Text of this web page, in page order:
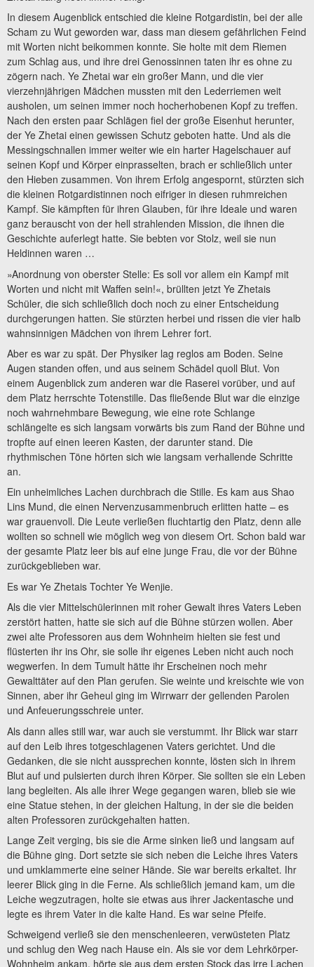
In diesem Augenblick entschied die kleine Rotgardistin, bei der alle
Scham zu Wut geworden war, dass man diesem gefährlichen Feind
mit Worten nicht beikommen konnte. Sie holte mit dem Riemen
zum Schlag aus, und ihre drei Genossinnen taten ihr es ohne zu
zögern nach. Ye Zhetai war ein großer Mann, und die vier
vierzehnjährigen Mädchen mussten mit den Lederriemen weit
ausholen, um seinen immer noch hocherhobenen Kopf zu treffen.
Nach den ersten paar Schlägen fiel der große Eisenhut herunter,
der Ye Zhetai einen gewissen Schutz geboten hatte. Und als die
Messingschnallen immer weiter wie ein harter Hagelschauer auf
seinen Kopf und Körper einprasselten, brach er schließlich unter
den Hieben zusammen. Von ihrem Erfolg angespornt, stürzten sich
die kleinen Rotgardistinnen noch eifriger in diesen ruhmreichen
Kampf. Sie kämpften für ihren Glauben, für ihre Ideale und waren
ganz berauscht von der hell strahlenden Mission, die ihnen die
Geschichte auferlegt hatte. Sie bebten vor Stolz, weil sie nun
Heldinnen waren …
»Anordnung von oberster Stelle: Es soll vor allem ein Kampf mit
Worten und nicht mit Waffen sein!«, brüllten jetzt Ye Zhetais
Schüler, die sich schließlich doch noch zu einer Entscheidung
durchgerungen hatten. Sie stürzten herbei und rissen die vier halb
wahnsinnigen Mädchen von ihrem Lehrer fort.
Aber es war zu spät. Der Physiker lag reglos am Boden. Seine
Augen standen offen, und aus seinem Schädel quoll Blut. Von
einem Augenblick zum anderen war die Raserei vorüber, und auf
dem Platz herrschte Totenstille. Das fließende Blut war die einzige
noch wahrnehmbare Bewegung, wie eine rote Schlange
schlängelte es sich langsam vorwärts bis zum Rand der Bühne und
tropfte auf einen leeren Kasten, der darunter stand. Die
rhythmischen Töne hörten sich wie langsam verhallende Schritte
an.
Ein unheimliches Lachen durchbrach die Stille. Es kam aus Shao
Lins Mund, die einen Nervenzusammenbruch erlitten hatte – es
war grauenvoll. Die Leute verließen fluchtartig den Platz, denn alle
wollten so schnell wie möglich weg von diesem Ort. Schon bald war
der gesamte Platz leer bis auf eine junge Frau, die vor der Bühne
zurückgeblieben war.
Es war Ye Zhetais Tochter Ye Wenjie.
Als die vier Mittelschülerinnen mit roher Gewalt ihres Vaters Leben
zerstört hatten, hatte sie sich auf die Bühne stürzen wollen. Aber
zwei alte Professoren aus dem Wohnheim hielten sie fest und
flüsterten ihr ins Ohr, sie solle ihr eigenes Leben nicht auch noch
wegwerfen. In dem Tumult hätte ihr Erscheinen noch mehr
Gewalttäter auf den Plan gerufen. Sie weinte und kreischte wie von
Sinnen, aber ihr Geheul ging im Wirrwarr der gellenden Parolen
und Anfeuerungsschreie unter.
Als dann alles still war, war auch sie verstummt. Ihr Blick war starr
auf den Leib ihres totgeschlagenen Vaters gerichtet. Und die
Gedanken, die sie nicht aussprechen konnte, lösten sich in ihrem
Blut auf und pulsierten durch ihren Körper. Sie sollten sie ein Leben
lang begleiten. Als alle ihrer Wege gegangen waren, blieb sie wie
eine Statue stehen, in der gleichen Haltung, in der sie die beiden
alten Professoren zurückgehalten hatten.
Lange Zeit verging, bis sie die Arme sinken ließ und langsam auf
die Bühne ging. Dort setzte sie sich neben die Leiche ihres Vaters
und umklammerte eine seiner Hände. Sie war bereits erkaltet. Ihr
leerer Blick ging in die Ferne. Als schließlich jemand kam, um die
Leiche wegzutragen, holte sie etwas aus ihrer Jackentasche und
legte es ihrem Vater in die kalte Hand. Es war seine Pfeife.
Schweigend verließ sie den menschenleeren, verwüsteten Platz
und schlug den Weg nach Hause ein. Als sie vor dem Lehrkörper-
Wohnheim ankam, hörte sie aus dem ersten Stock das irre Lachen